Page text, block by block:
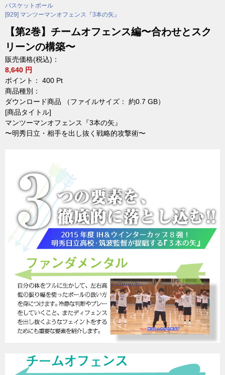
バスケットボール
[929] マンツーマンオフェンス『3本の矢』
【第2巻】チームオフェンス編〜合わせとスク
リーンの構築〜
販売価格(税込)：
8,640 円
ポイント： 400 Pt
商品種別：
ダウンロード商品 （ファイルサイズ： 約0.7 GB）
[商品タイトル]
マンツーマンオフェンス『3本の矢』
〜明秀日立・相手を出し抜く戦略的攻撃術〜